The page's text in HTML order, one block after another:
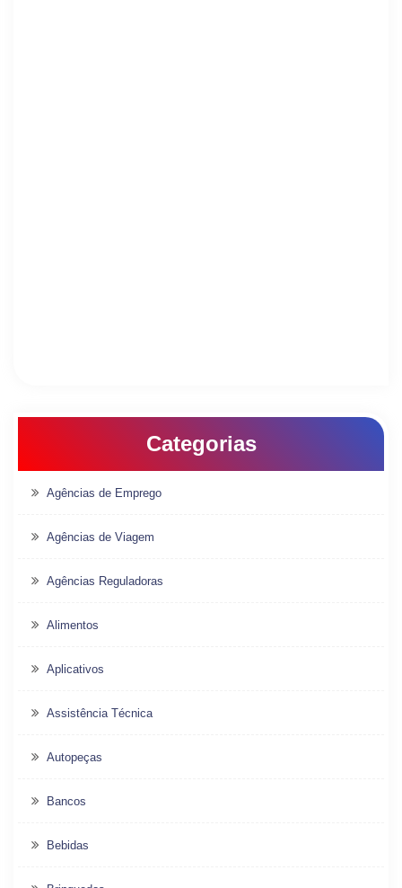
Categorias
Agências de Emprego
Agências de Viagem
Agências Reguladoras
Alimentos
Aplicativos
Assistência Técnica
Autopeças
Bancos
Bebidas